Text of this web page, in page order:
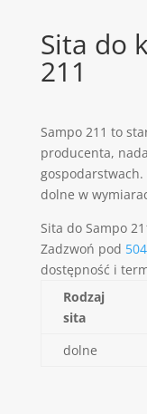
Sita do
211
Sampo 211 to
producenta,
dolne w
Sita do Sampo
Zadzwoń pod
dostępność i
Rodzaj
sita
dolne